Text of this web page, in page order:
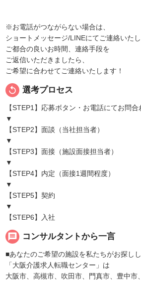
※お電話がつながらない場合は、
ショートメッセージ/LINEにてご連絡いたし
ご都合の良いお時間、連絡手段を
ご返信いただきましたら、
ご希望に合わせてご連絡いたします！
replay 選考プロセス
【STEP1】応募ボタン・お電話にてお問合
▼
【STEP2】面談（当社担当者）
▼
【STEP3】面接（施設面接担当者）
▼
【STEP4】内定（面接1週間程度）
▼
【STEP5】契約
▼
【STEP6】入社
message コンサルタントから一言
■あなたのご希望の施設を私たちがお探し
「大阪介護求人転職センター」は
大阪市、高槻市、吹田市、門真市、豊中市